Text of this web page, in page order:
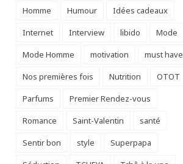
Homme
Humour
Idées cadeaux
Internet
Interview libido
Mode
Mode Homme
motivation
must have
Nos premières fois
Nutrition
OTOT
Parfums
Premier Rendez-vous
Romance
Saint-Valentin
santé
Sentir bon
style
Superpapa